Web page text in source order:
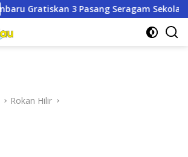
Sekolah untuk Murid Baru SD dan
Rokan Hilir